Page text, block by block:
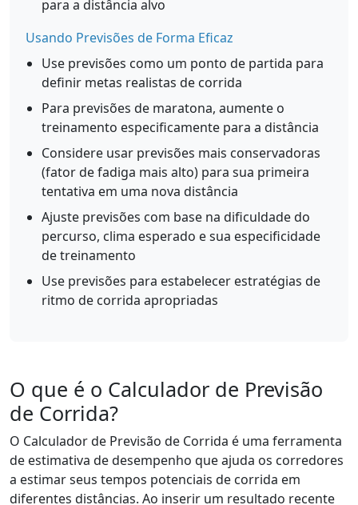
para a distância alvo
Usando Previsões de Forma Eficaz
Use previsões como um ponto de partida para
definir metas realistas de corrida
Para previsões de maratona, aumente o
treinamento especificamente para a distância
Considere usar previsões mais conservadoras
(fator de fadiga mais alto) para sua primeira
tentativa em uma nova distância
Ajuste previsões com base na dificuldade do
percurso, clima esperado e sua especificidade
de treinamento
Use previsões para estabelecer estratégias de
ritmo de corrida apropriadas
O que é o Calculador de Previsão
de Corrida?
O Calculador de Previsão de Corrida é uma ferramenta
de estimativa de desempenho que ajuda os corredores
a estimar seus tempos potenciais de corrida em
diferentes distâncias. Ao inserir um resultado recente